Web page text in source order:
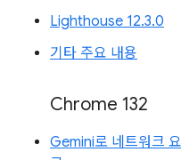
Lighthouse 12.3.0
기타 주요 내용
Chrome 132
Gemini로 네트워크